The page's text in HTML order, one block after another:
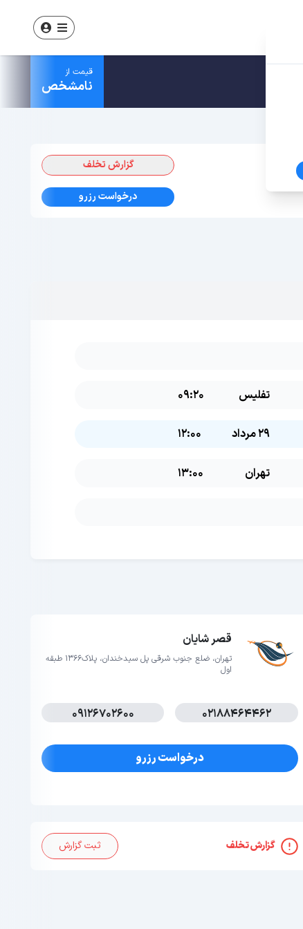
قیمت از
نامشخص
گزارش تخلف
درخواست رزرو
تفلیس 09:20
29 مرداد 12:00
تهران 13:00
قصر شایان
تهران، ضلع جنوب شرقی پل سیدخندان، پلاک1366 طبقه
اول
02188464462
09126702600
درخواست رزرو
گزارش تخلف ثبت گزارش